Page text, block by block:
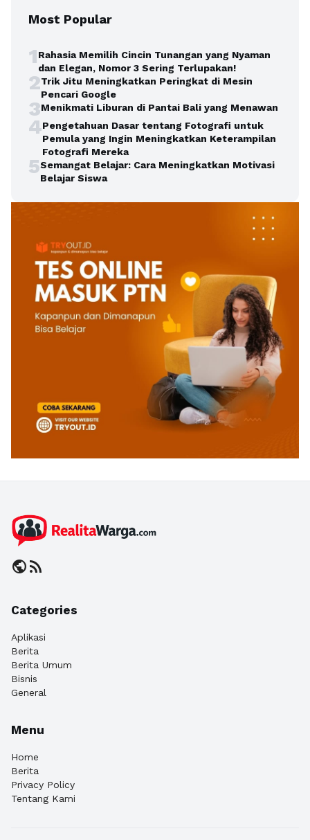
Most Popular
1Rahasia Memilih Cincin Tunangan yang Nyaman
dan Elegan, Nomor 3 Sering Terlupakan!
2Trik Jitu Meningkatkan Peringkat di Mesin
Pencari Google
3Menikmati Liburan di Pantai Bali yang Menawan
4Pengetahuan Dasar tentang Fotografi untuk
Pemula yang Ingin Meningkatkan Keterampilan
Fotografi Mereka
5Semangat Belajar: Cara Meningkatkan Motivasi
Belajar Siswa
publicrss_feed
Categories
Aplikasi
Berita
Berita Umum
Bisnis
General
Menu
Home
Berita
Privacy Policy
Tentang Kami